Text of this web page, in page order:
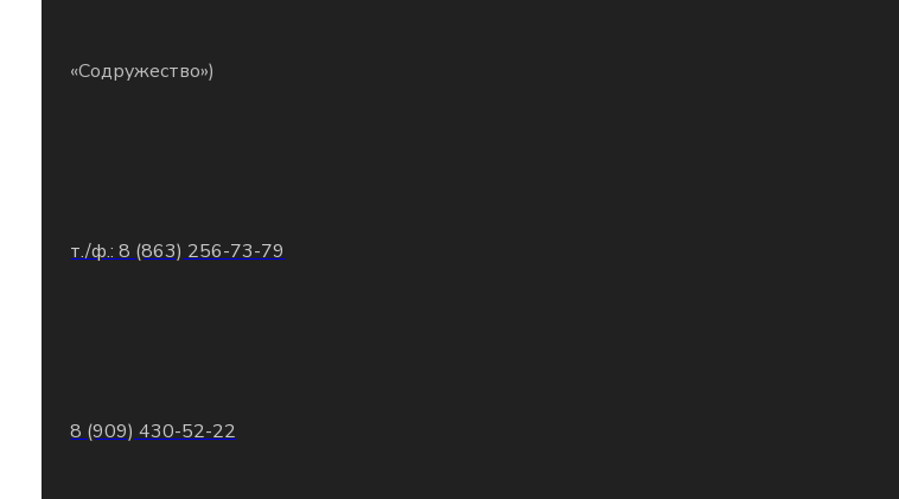
«Содружество»)
т./ф.: 8 (863) 256-73-79
8 (909) 430-52-22